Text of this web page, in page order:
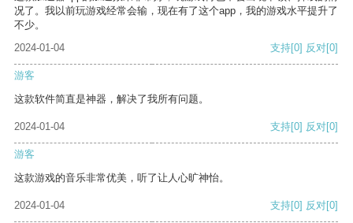
况了。我以前玩游戏经常会输，现在有了这个app，我的游戏水平提升了
不少。
2024-01-04
支持[0] 反对[0]
游客
这款软件简直是神器，解决了我所有问题。
2024-01-04 支持[0] 反对[0]
游客
这款游戏的音乐非常优美，听了让人心旷神怡。
2024-01-04 支持[0] 反对[0]